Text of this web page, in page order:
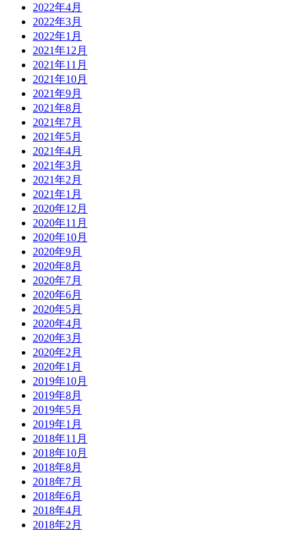
2022年4月
2022年3月
2022年1月
2021年12月
2021年11月
2021年10月
2021年9月
2021年8月
2021年7月
2021年5月
2021年4月
2021年3月
2021年2月
2021年1月
2020年12月
2020年11月
2020年10月
2020年9月
2020年8月
2020年7月
2020年6月
2020年5月
2020年4月
2020年3月
2020年2月
2020年1月
2019年10月
2019年8月
2019年5月
2019年1月
2018年11月
2018年10月
2018年8月
2018年7月
2018年6月
2018年4月
2018年2月